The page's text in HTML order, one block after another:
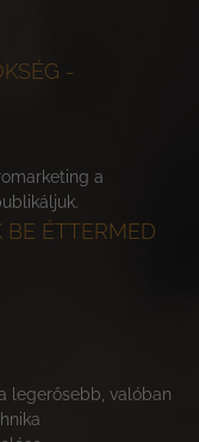
-
a
BE ÉTTERMED
legerősebb, valóban